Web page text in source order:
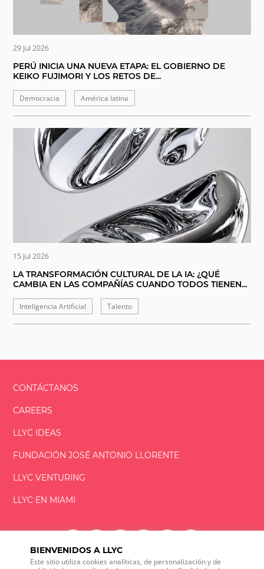
BIENVENIDOS A LLYC
Este sitio utiliza cookies analíticas, de personalización y de
29 Jul 2026
PERÚ INICIA UNA NUEVA ETAPA: EL GOBIERNO DE
KEIKO FUJIMORI Y LOS RETOS DE...
Democracia América latina
15 Jul 2026
LA TRANSFORMACIÓN CULTURAL DE LA IA: ¿QUÉ
CAMBIA EN LAS COMPAÑÍAS CUANDO TODOS TIENEN...
Inteligencia Artificial Talento
CONTÁCTANOS
CAREERS
LLYC IDEAS
FUNDACIÓNJOSÉ ANTONIO LLORENTE
LLYC VENTURING
LLYC EN MIAMI